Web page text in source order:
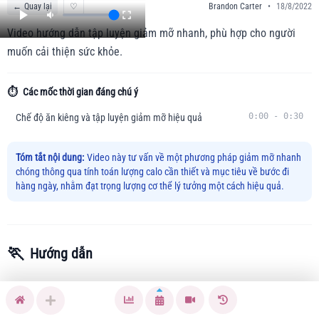
← Quay lại ♡ Brandon Carter • 18/8/2022
Video hướng dẫn tập luyện giảm mỡ nhanh, phù hợp cho người
muốn cải thiện sức khỏe.
⏱️ Các mốc thời gian đáng chú ý
Chế độ ăn kiêng và tập luyện giảm mỡ hiệu quả 0:00 - 0:30
Tóm tắt nội dung: Video này tư vấn về một phương pháp giảm mỡ nhanh
chóng thông qua tính toán lượng calo cần thiết và mục tiêu về bước đi
hàng ngày, nhằm đạt trọng lượng cơ thể lý tưởng một cách hiệu quả.
🏃 Hướng dẫn
Bài tập này giúp người tập giảm mỡ nhanh chóng và hiệu